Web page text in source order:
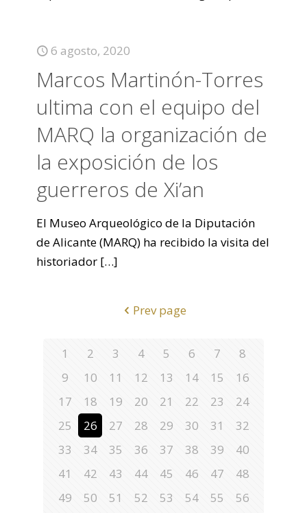
6 agosto, 2020
Marcos Martinón-Torres
ultima con el equipo del
MARQ la organización de
la exposición de los
guerreros de Xi’an
El Museo Arqueológico de la Diputación
de Alicante (MARQ) ha recibido la visita del
historiador […]
Prev page
1 2 3 4 5 6 7
8
9
10 11 12 13 14 15
16
17
18 19 20 21 22 23
24
25
26 27 28 29 30 31
32
33
34 35 36 37 38 39
40
41
42 43 44 45 46 47
48
49
50 51 52 53 54 55
56